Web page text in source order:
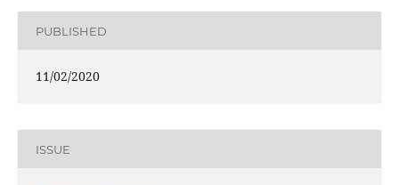
PUBLISHED
11/02/2020
ISSUE